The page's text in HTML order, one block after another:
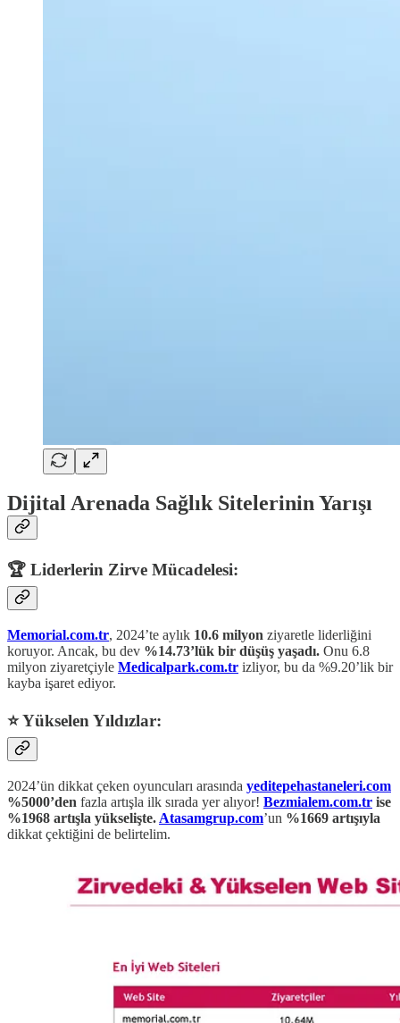
Dijital Arenada Sağlık Sitelerinin Yarışı
🏆 Liderlerin Zirve Mücadelesi:
Memorial.com.tr, 2024’te aylık 10.6 milyon ziyaretle liderliğini
koruyor. Ancak, bu dev %14.73’lük bir düşüş yaşadı. Onu 6.8
milyon ziyaretçiyle Medicalpark.com.tr izliyor, bu da %9.20’lik bir
kayba işaret ediyor.
⭐ Yükselen Yıldızlar:
2024’ün dikkat çeken oyuncuları arasında yeditepehastaneleri.com
%5000’den fazla artışla ilk sırada yer alıyor! Bezmialem.com.tr ise
%1968 artışla yükselişte. Atasamgrup.com’un %1669 artışıyla
dikkat çektiğini de belirtelim.